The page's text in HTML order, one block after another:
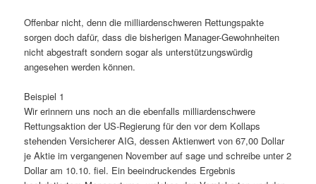
Offenbar nicht, denn die milliardenschweren Rettungspakte
sorgen doch dafür, dass die bisherigen Manager-Gewohnheiten
nicht abgestraft sondern sogar als unterstützungswürdig
angesehen werden können.
Beispiel 1
Wir erinnern uns noch an die ebenfalls milliardenschwere
Rettungsaktion der US-Regierung für den vor dem Kollaps
stehenden Versicherer AIG, dessen Aktienwert von 67,00 Dollar
je Aktie im vergangenen November auf sage und schreibe unter 2
Dollar am 10.10. fiel. Ein beeindruckendes Ergebnis